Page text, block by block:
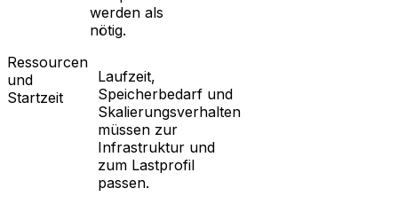
werden als
nötig.
Ressourcen
und
Startzeit
Laufzeit,
Speicherbedarf und
Skalierungsverhalten
müssen zur
Infrastruktur und
zum Lastprofil
passen.